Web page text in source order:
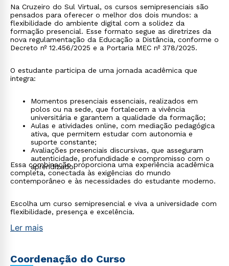
Na Cruzeiro do Sul Virtual, os cursos semipresenciais são
pensados para oferecer o melhor dos dois mundos: a
flexibilidade do ambiente digital com a solidez da
formação presencial. Esse formato segue as diretrizes da
nova regulamentação da Educação a Distância, conforme o
Decreto nº 12.456/2025 e a Portaria MEC nº 378/2025.
O estudante participa de uma jornada acadêmica que
integra:
Momentos presenciais essenciais, realizados em
polos ou na sede, que fortalecem a vivência
universitária e garantem a qualidade da formação;
Aulas e atividades online, com mediação pedagógica
ativa, que permitem estudar com autonomia e
suporte constante;
Avaliações presenciais discursivas, que asseguram
autenticidade, profundidade e compromisso com o
aprendizado.
Essa combinação proporciona uma experiência acadêmica
completa, conectada às exigências do mundo
contemporâneo e às necessidades do estudante moderno.
Escolha um curso semipresencial e viva a universidade com
flexibilidade, presença e excelência.
Ler mais
Coordenação do Curso
WhatsApp